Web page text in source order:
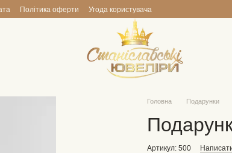
Політика оферти Угода користувача
Головна Подарунки
Артикул: 500